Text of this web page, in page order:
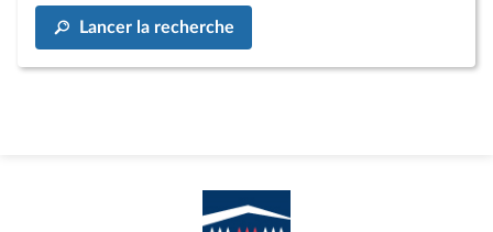
Lancer la recherche